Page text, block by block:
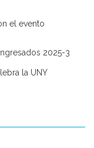
el evento
2025-3
la UNY